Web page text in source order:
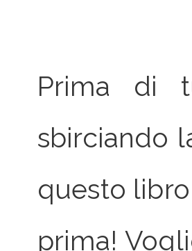
Prima di
sbirciando
questo
prima!